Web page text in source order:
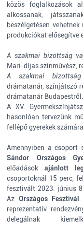
közös foglalkozások
alkossanak,
beszélgetésen
produkciókat elősegítve
A szakmai bizottság
Mari-díjas színművész,
A szakmai
drámatanár, színjátszó
drámatanár Budapestről.
A XV.
hasonlóan tervezünk
fellépő gyerekek számára.
Amennyiben a csoport
Sándor Országos
előadások ajánlott
csoportoknál 15 perc,
fesztivált 2023. június
Az Országos Fesztivál :
reprezentatív
delegálnak